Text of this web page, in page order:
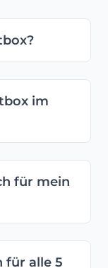
im
für mein
für alle 5